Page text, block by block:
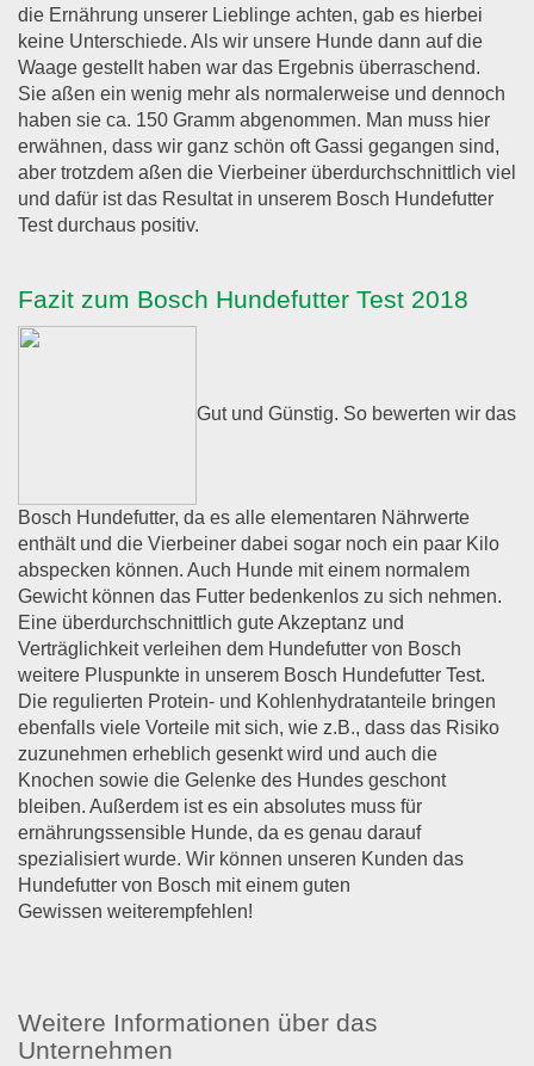
die Ernährung unserer Lieblinge achten, gab es hierbei
keine Unterschiede. Als wir unsere Hunde dann auf die
Waage gestellt haben war das Ergebnis überraschend.
Sie aßen ein wenig mehr als normalerweise und dennoch
haben sie ca. 150 Gramm abgenommen. Man muss hier
erwähnen, dass wir ganz schön oft Gassi gegangen sind,
aber trotzdem aßen die Vierbeiner überdurchschnittlich viel
und dafür ist das Resultat in unserem Bosch Hundefutter
Test durchaus positiv.
Fazit zum Bosch Hundefutter Test 2018
Gut und Günstig. So bewerten wir das
Bosch Hundefutter, da es alle elementaren Nährwerte
enthält und die Vierbeiner dabei sogar noch ein paar Kilo
abspecken können. Auch Hunde mit einem normalem
Gewicht können das Futter bedenkenlos zu sich nehmen.
Eine überdurchschnittlich gute Akzeptanz und
Verträglichkeit verleihen dem Hundefutter von Bosch
weitere Pluspunkte in unserem Bosch Hundefutter Test.
Die regulierten Protein- und Kohlenhydratanteile bringen
ebenfalls viele Vorteile mit sich, wie z.B., dass das Risiko
zuzunehmen erheblich gesenkt wird und auch die
Knochen sowie die Gelenke des Hundes geschont
bleiben. Außerdem ist es ein absolutes muss für
ernährungssensible Hunde, da es genau darauf
spezialisiert wurde. Wir können unseren Kunden das
Hundefutter von Bosch mit einem guten
Gewissen weiterempfehlen!
Weitere Informationen über das
Unternehmen